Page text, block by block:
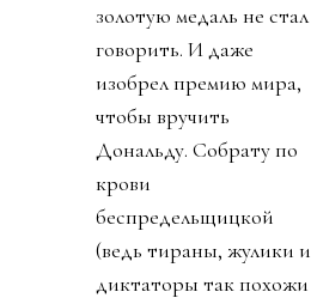
золотую медаль не стал
говорить. И даже
изобрел премию мира,
чтобы вручить
Дональду. Собрату по
крови
беспредельщицкой
(ведь тираны, жулики и
диктаторы так похожи